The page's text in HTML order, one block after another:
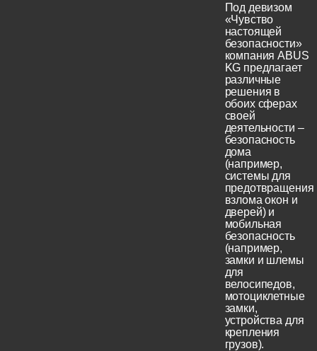
Под девизом
«Чувство
настоящей
безопасности»
компания ABUS
KG предлагает
различные
решения в
обоих сферах
своей
деятельности –
безопасность
дома
(например,
системы для
предотвращения
взлома окон и
дверей) и
мобильная
безопасность
(например,
замки и шлемы
для
велосипедов,
мотоциклетные
замки,
устройства для
крепления
грузов).